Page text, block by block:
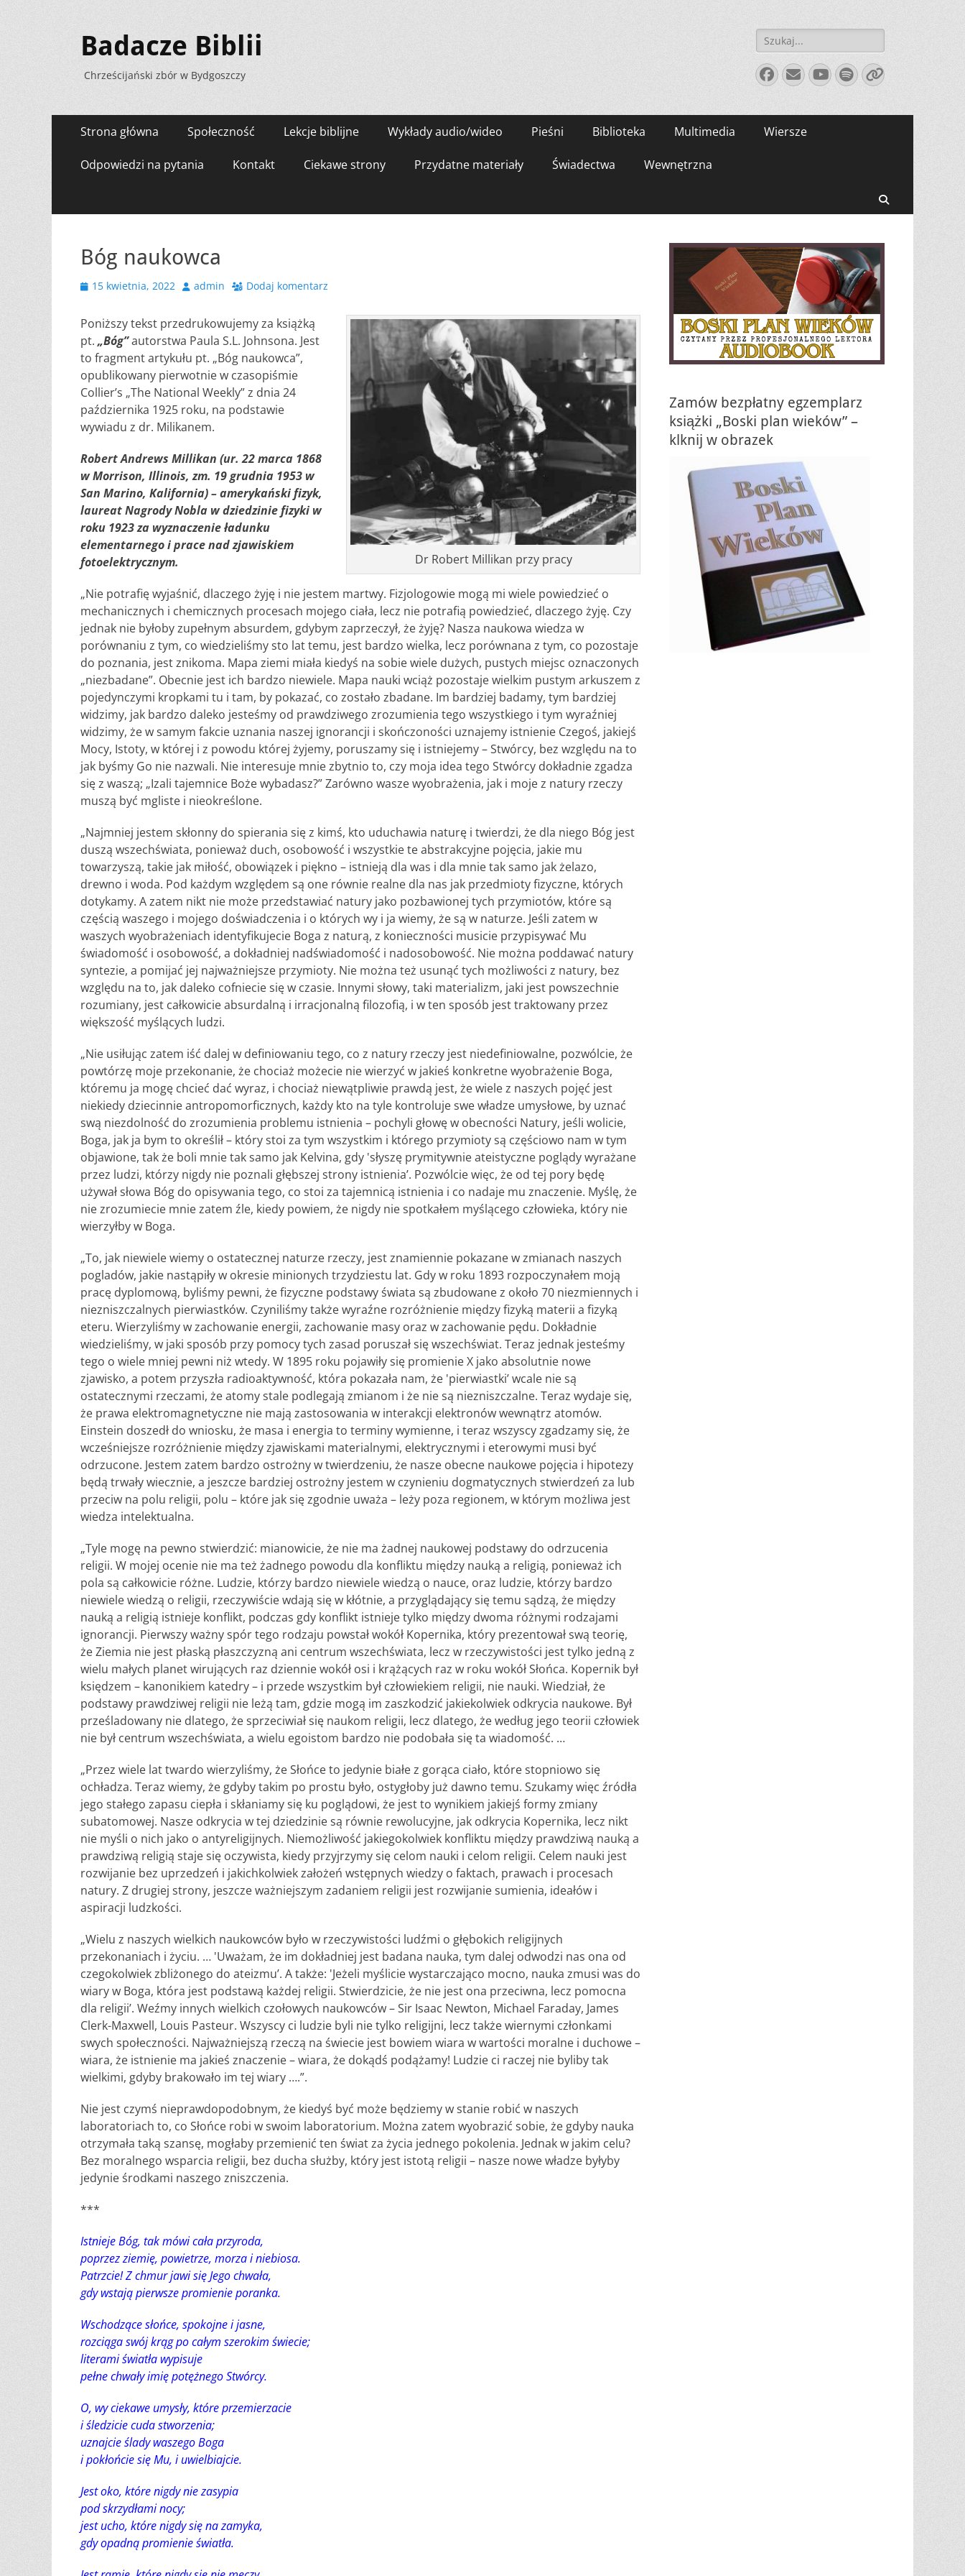
Badacze Biblii
Chrześcijański zbór w Bydgoszczy
Szukaj:
Facebook
E-
mail
YouTube
Spotify
Link
Menu
zawartości
Strona główna Społeczność Lekcje biblijne Wykłady audio/wideo Pieśni Biblioteka Multimedia Wiersze
Odpowiedzi na pytania Kontakt Ciekawe strony Przydatne materiały Świadectwa Wewnętrzna
Bóg naukowca
Opublikowano
15 kwietnia, 2022 Autoradmin Dodaj komentarz
Dr Robert Millikan przy pracy
Poniższy tekst przedrukowujemy za książką
pt. „Bóg”autorstwa Paula S.L. Johnsona. Jest
to fragment artykułu pt. „Bóg naukowca”,
opublikowany pierwotnie w czasopiśmie
Collier’s „The National Weekly” z dnia 24
października 1925 roku, na podstawie
wywiadu z dr. Milikanem.
Robert Andrews Millikan (ur. 22 marca 1868
w Morrison, Illinois, zm. 19 grudnia 1953 w
San Marino, Kalifornia) – amerykański fizyk,
laureat Nagrody Nobla w dziedzinie fizyki w
roku 1923 za wyznaczenie ładunku
elementarnego i prace nad zjawiskiem
fotoelektrycznym.
„Nie potrafię wyjaśnić, dlaczego żyję i nie jestem martwy. Fizjologowie mogą mi wiele powiedzieć o
mechanicznych i chemicznych procesach mojego ciała, lecz nie potrafią powiedzieć, dlaczego żyję. Czy
jednak nie byłoby zupełnym absurdem, gdybym zaprzeczył, że żyję? Nasza naukowa wiedza w
porównaniu z tym, co wiedzieliśmy sto lat temu, jest bardzo wielka, lecz porównana z tym, co pozostaje
do poznania, jest znikoma. Mapa ziemi miała kiedyś na sobie wiele dużych, pustych miejsc oznaczonych
„niezbadane”. Obecnie jest ich bardzo niewiele. Mapa nauki wciąż pozostaje wielkim pustym arkuszem z
pojedynczymi kropkami tu i tam, by pokazać, co zostało zbadane. Im bardziej badamy, tym bardziej
widzimy, jak bardzo daleko jesteśmy od prawdziwego zrozumienia tego wszystkiego i tym wyraźniej
widzimy, że w samym fakcie uznania naszej ignorancji i skończoności uznajemy istnienie Czegoś, jakiejś
Mocy, Istoty, w której i z powodu której żyjemy, poruszamy się i istniejemy – Stwórcy, bez względu na to
jak byśmy Go nie nazwali. Nie interesuje mnie zbytnio to, czy moja idea tego Stwórcy dokładnie zgadza
się z waszą; „Izali tajemnice Boże wybadasz?” Zarówno wasze wyobrażenia, jak i moje z natury rzeczy
muszą być mgliste i nieokreślone.
„Najmniej jestem skłonny do spierania się z kimś, kto uduchawia naturę i twierdzi, że dla niego Bóg jest
duszą wszechświata, ponieważ duch, osobowość i wszystkie te abstrakcyjne pojęcia, jakie mu
towarzyszą, takie jak miłość, obowiązek i piękno – istnieją dla was i dla mnie tak samo jak żelazo,
drewno i woda. Pod każdym względem są one równie realne dla nas jak przedmioty fizyczne, których
dotykamy. A zatem nikt nie może przedstawiać natury jako pozbawionej tych przymiotów, które są
częścią waszego i mojego doświadczenia i o których wy i ja wiemy, że są w naturze. Jeśli zatem w
waszych wyobrażeniach identyfikujecie Boga z naturą, z konieczności musicie przypisywać Mu
świadomość i osobowość, a dokładniej nadświadomość i nadosobowość. Nie można poddawać natury
syntezie, a pomijać jej najważniejsze przymioty. Nie można też usunąć tych możliwości z natury, bez
względu na to, jak daleko cofniecie się w czasie. Innymi słowy, taki materializm, jaki jest powszechnie
rozumiany, jest całkowicie absurdalną i irracjonalną filozofią, i w ten sposób jest traktowany przez
większość myślących ludzi.
„Nie usiłując zatem iść dalej w definiowaniu tego, co z natury rzeczy jest niedefiniowalne, pozwólcie, że
powtórzę moje przekonanie, że chociaż możecie nie wierzyć w jakieś konkretne wyobrażenie Boga,
któremu ja mogę chcieć dać wyraz, i chociaż niewątpliwie prawdą jest, że wiele z naszych pojęć jest
niekiedy dziecinnie antropomorficznych, każdy kto na tyle kontroluje swe władze umysłowe, by uznać
swą niezdolność do zrozumienia problemu istnienia – pochyli głowę w obecności Natury, jeśli wolicie,
Boga, jak ja bym to określił – który stoi za tym wszystkim i którego przymioty są częściowo nam w tym
objawione, tak że boli mnie tak samo jak Kelvina, gdy 'słyszę prymitywnie ateistyczne poglądy wyrażane
przez ludzi, którzy nigdy nie poznali głębszej strony istnienia’. Pozwólcie więc, że od tej pory będę
używał słowa Bóg do opisywania tego, co stoi za tajemnicą istnienia i co nadaje mu znaczenie. Myślę, że
nie zrozumiecie mnie zatem źle, kiedy powiem, że nigdy nie spotkałem myślącego człowieka, który nie
wierzyłby w Boga.
„To, jak niewiele wiemy o ostatecznej naturze rzeczy, jest znamiennie pokazane w zmianach naszych
pogladów, jakie nastąpiły w okresie minionych trzydziestu lat. Gdy w roku 1893 rozpoczynałem moją
pracę dyplomową, byliśmy pewni, że fizyczne podstawy świata są zbudowane z około 70 niezmiennych i
niezniszczalnych pierwiastków. Czyniliśmy także wyraźne rozróżnienie między fizyką materii a fizyką
eteru. Wierzyliśmy w zachowanie energii, zachowanie masy oraz w zachowanie pędu. Dokładnie
wiedzieliśmy, w jaki sposób przy pomocy tych zasad poruszał się wszechświat. Teraz jednak jesteśmy
tego o wiele mniej pewni niż wtedy. W 1895 roku pojawiły się promienie X jako absolutnie nowe
zjawisko, a potem przyszła radioaktywność, która pokazała nam, że 'pierwiastki’ wcale nie są
ostatecznymi rzeczami, że atomy stale podlegają zmianom i że nie są niezniszczalne. Teraz wydaje się,
że prawa elektromagnetyczne nie mają zastosowania w interakcji elektronów wewnątrz atomów.
Einstein doszedł do wniosku, że masa i energia to terminy wymienne, i teraz wszyscy zgadzamy się, że
wcześniejsze rozróżnienie między zjawiskami materialnymi, elektrycznymi i eterowymi musi być
odrzucone. Jestem zatem bardzo ostrożny w twierdzeniu, że nasze obecne naukowe pojęcia i hipotezy
będą trwały wiecznie, a jeszcze bardziej ostrożny jestem w czynieniu dogmatycznych stwierdzeń za lub
przeciw na polu religii, polu – które jak się zgodnie uważa – leży poza regionem, w którym możliwa jest
wiedza intelektualna.
„Tyle mogę na pewno stwierdzić: mianowicie, że nie ma żadnej naukowej podstawy do odrzucenia
religii. W mojej ocenie nie ma też żadnego powodu dla konfliktu między nauką a religią, ponieważ ich
pola są całkowicie różne. Ludzie, którzy bardzo niewiele wiedzą o nauce, oraz ludzie, którzy bardzo
niewiele wiedzą o religii, rzeczywiście wdają się w kłótnie, a przyglądający się temu sądzą, że między
nauką a religią istnieje konflikt, podczas gdy konflikt istnieje tylko między dwoma różnymi rodzajami
ignorancji. Pierwszy ważny spór tego rodzaju powstał wokół Kopernika, który prezentował swą teorię,
że Ziemia nie jest płaską płaszczyzną ani centrum wszechświata, lecz w rzeczywistości jest tylko jedną z
wielu małych planet wirujących raz dziennie wokół osi i krążących raz w roku wokół Słońca. Kopernik był
księdzem – kanonikiem katedry – i przede wszystkim był człowiekiem religii, nie nauki. Wiedział, że
podstawy prawdziwej religii nie leżą tam, gdzie mogą im zaszkodzić jakiekolwiek odkrycia naukowe. Był
prześladowany nie dlatego, że sprzeciwiał się naukom religii, lecz dlatego, że według jego teorii człowiek
nie był centrum wszechświata, a wielu egoistom bardzo nie podobała się ta wiadomość. …
„Przez wiele lat twardo wierzyliśmy, że Słońce to jedynie białe z gorąca ciało, które stopniowo się
ochładza. Teraz wiemy, że gdyby takim po prostu było, ostygłoby już dawno temu. Szukamy więc źródła
jego stałego zapasu ciepła i skłaniamy się ku poglądowi, że jest to wynikiem jakiejś formy zmiany
subatomowej. Nasze odkrycia w tej dziedzinie są równie rewolucyjne, jak odkrycia Kopernika, lecz nikt
nie myśli o nich jako o antyreligijnych. Niemożliwość jakiegokolwiek konfliktu między prawdziwą nauką a
prawdziwą religią staje się oczywista, kiedy przyjrzymy się celom nauki i celom religii. Celem nauki jest
rozwijanie bez uprzedzeń i jakichkolwiek założeń wstępnych wiedzy o faktach, prawach i procesach
natury. Z drugiej strony, jeszcze ważniejszym zadaniem religii jest rozwijanie sumienia, ideałów i
aspiracji ludzkości.
„Wielu z naszych wielkich naukowców było w rzeczywistości ludźmi o głębokich religijnych
przekonaniach i życiu. … 'Uważam, że im dokładniej jest badana nauka, tym dalej odwodzi nas ona od
czegokolwiek zbliżonego do ateizmu’. A także: 'Jeżeli myślicie wystarczająco mocno, nauka zmusi was do
wiary w Boga, która jest podstawą każdej religii. Stwierdzicie, że nie jest ona przeciwna, lecz pomocna
dla religii’. Weźmy innych wielkich czołowych naukowców – Sir Isaac Newton, Michael Faraday, James
Clerk-Maxwell, Louis Pasteur. Wszyscy ci ludzie byli nie tylko religijni, lecz także wiernymi członkami
swych społeczności. Najważniejszą rzeczą na świecie jest bowiem wiara w wartości moralne i duchowe –
wiara, że istnienie ma jakieś znaczenie – wiara, że dokądś podążamy! Ludzie ci raczej nie byliby tak
wielkimi, gdyby brakowało im tej wiary ….”.
Nie jest czymś nieprawdopodobnym, że kiedyś być może będziemy w stanie robić w naszych
laboratoriach to, co Słońce robi w swoim laboratorium. Można zatem wyobrazić sobie, że gdyby nauka
otrzymała taką szansę, mogłaby przemienić ten świat za życia jednego pokolenia. Jednak w jakim celu?
Bez moralnego wsparcia religii, bez ducha służby, który jest istotą religii – nasze nowe władze byłyby
jedynie środkami naszego zniszczenia.
***
Istnieje Bóg, tak mówi cała przyroda,
poprzez ziemię, powietrze, morza i niebiosa.
Patrzcie! Z chmur jawi się Jego chwała,
gdy wstają pierwsze promienie poranka.
Wschodzące słońce, spokojne i jasne,
rozciąga swój krąg po całym szerokim świecie;
literami światła wypisuje
pełne chwały imię potężnego Stwórcy.
O, wy ciekawe umysły, które przemierzacie
i śledzicie cuda stworzenia;
uznajcie ślady waszego Boga
i pokłońcie się Mu, i uwielbiajcie.
Jest oko, które nigdy nie zasypia
pod skrzydłami nocy;
jest ucho, które nigdy się na zamyka,
gdy opadną promienie światła.
Zamów bezpłatny egzemplarz
książki „Boski plan wieków” –
klknij w obrazek